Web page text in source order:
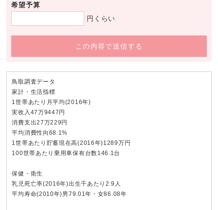
希望予算
円くらい
この内容で送信する
鳥取調査データ
家計・生活指標
1世帯あたり月平均(2016年)
実收入47万9447円
消費支出27万229円
平均消費性向68.1%
1世帯あたり貯蓄現在高(2016年)1289万円
100世帯あたり乗用車保有台数146.1台
保健・衛生
乳児死亡率(2016年)出生千あたり2.9人
平均寿命(2010年)男79.01年・女86.08年